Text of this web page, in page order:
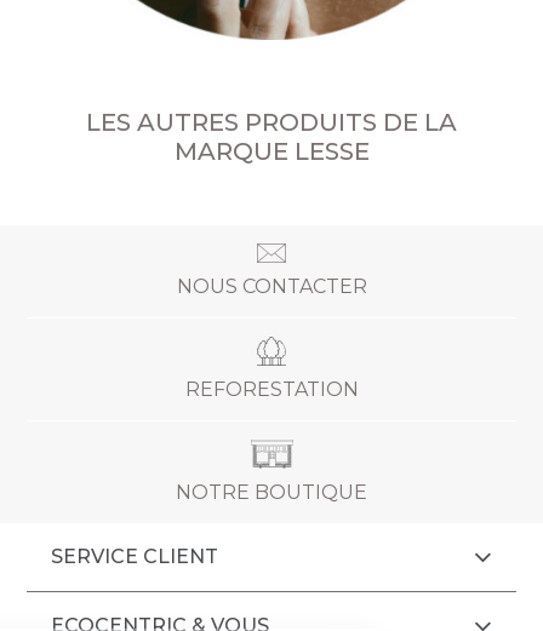
LES AUTRES PRODUITS DE LA
MARQUE LESSE
NOUS CONTACTER
REFORESTATION
NOTRE BOUTIQUE
SERVICE CLIENT
ECOCENTRIC & VOUS